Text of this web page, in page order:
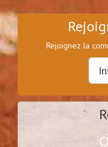
Rejoignez la